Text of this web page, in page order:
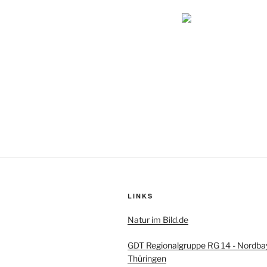
LINKS
Natur im Bild.de
GDT Regionalgruppe RG 14 -
Thüringen